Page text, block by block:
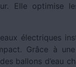
Elle optimise
électriques
Grâce à
ballons d’eau